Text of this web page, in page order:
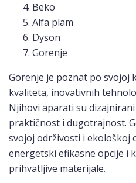
Beko
Alfa plam
Dyson
Gorenje
Gorenje je poznat po svojoj
kvaliteta, inovativnih
Njihovi aparati su
praktičnost i dugotrajnost.
svojoj održivosti i ekološkoj
energetski efikasne opcije i
prihvatljive materijale.